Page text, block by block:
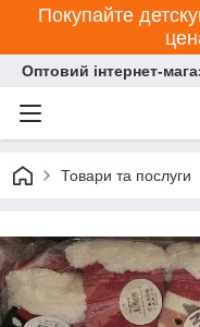
Покупайте
Оптовий інтернет-
Товари та послуги